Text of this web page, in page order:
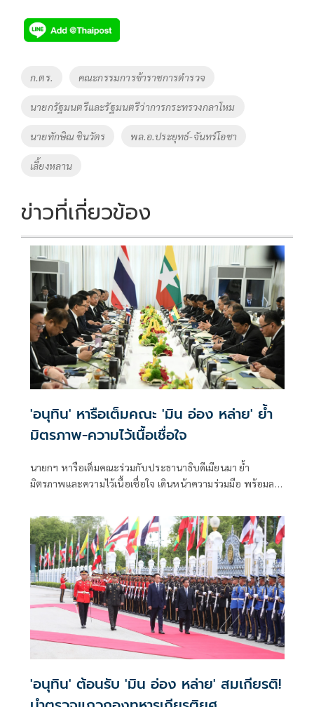
e
b
o
o
k
tt
er
p
y
Li
n
k
Tags
ก.ตร. คณะกรรมการข้าราชการตำรวจ
นายกรัฐมนตรีและรัฐมนตรีว่าการกระทรวงกลาโหม
นายทักษิณ ชินวัตร พล.อ.ประยุทธ์-จันทร์โอชา
เลี้ยงหลาน
ข่าวที่เกี่ยวข้อง
'อนุทิน' หารือเต็มคณะ 'มิน อ่อง หล่าย' ย้ำ
มิตรภาพ-ความไว้เนื้อเชื่อใจ
นายกฯ หารือเต็มคณะร่วมกับประธานาธิบดีเมียนมา ย้ำ
มิตรภาพและความไว้เนื้อเชื่อใจ เดินหน้าความร่วมมือ พร้อมลง
คุณภาพน้ำ -เทคโนโลยีอวกาศ
'อนุทิน' ต้อนรับ 'มิน อ่อง หล่าย' สมเกียรติ!